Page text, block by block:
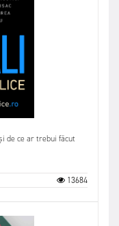
de ce ar trebui făcut
13684